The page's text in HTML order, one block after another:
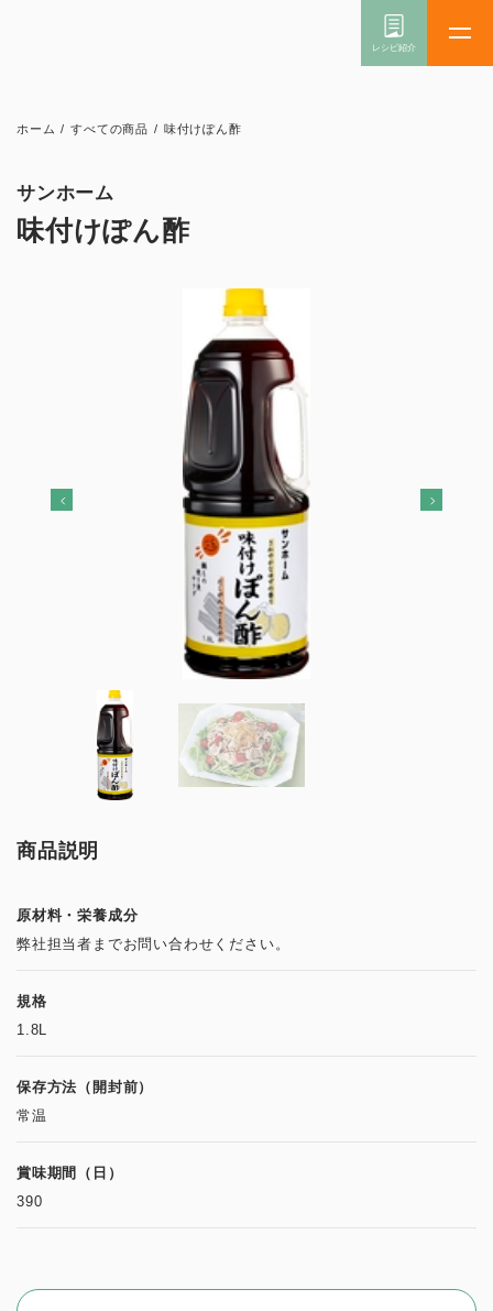
ホーム / すべての商品 / 味付けぽん酢
サンホーム
味付けぽん酢
商品説明
原材料・栄養成分
弊社担当者までお問い合わせください。
規格
1.8L
保存方法（開封前）
常温
賞味期間（日）
390